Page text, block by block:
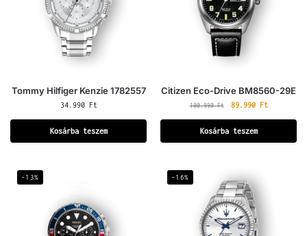
Tommy Hilfiger Kenzie 1782557
34.990 Ft
Kosárba teszem
Citizen Eco-Drive BM8560-29E
100.990Ft 89.990 Ft
Kosárba teszem
-13% -16%